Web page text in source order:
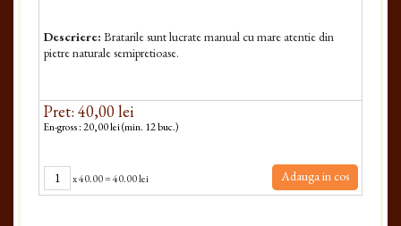
Descriere: Bratarile sunt lucrate manual cu mare atentie din
pietre naturale semipretioase.
Pret: 40,00 lei
En-gross : 20,00 lei (min. 12 buc.)
x40.00=40.00 lei Adauga in cos